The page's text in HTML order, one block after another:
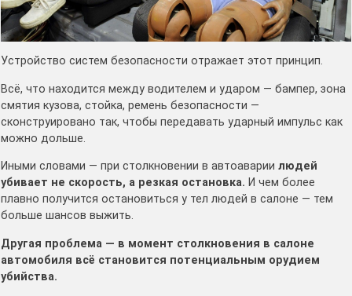
Устройство систем безопасности отражает этот принцип.
Всё, что находится между водителем и ударом — бампер, зона
смятия кузова, стойка, ремень безопасности —
сконструировано так, чтобы передавать ударный импульс как
можно дольше.
Иными словами — при столкновении в автоаварии людей
убивает не скорость, а резкая остановка. И чем более
плавно получится остановиться у тел людей в салоне — тем
больше шансов выжить.
Другая проблема — в момент столкновения в салоне
автомобиля всё становится потенциальным орудием
убийства.